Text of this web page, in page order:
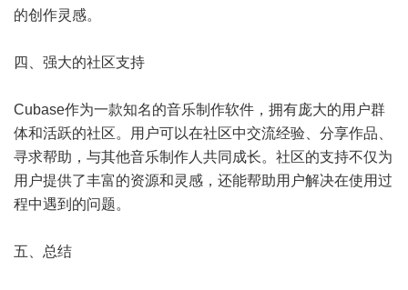
的创作灵感。
四、强大的社区支持
Cubase作为一款知名的音乐制作软件，拥有庞大的用户群
体和活跃的社区。用户可以在社区中交流经验、分享作品、
寻求帮助，与其他音乐制作人共同成长。社区的支持不仅为
用户提供了丰富的资源和灵感，还能帮助用户解决在使用过
程中遇到的问题。
五、总结